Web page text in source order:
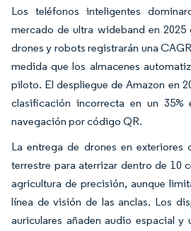
Los teléfonos inteligentes
mercado de ultra wideband en 2025
drones y robots registrarán una
medida que los almacenes
piloto. El despliegue de Amazon en
clasificación incorrecta en un 35%
navegación por código QR.
La entrega de drones en exteriores
terrestre para aterrizar dentro de 10
agricultura de precisión, aunque
línea de visión de las anclas. Los
auriculares añaden audio espacial y